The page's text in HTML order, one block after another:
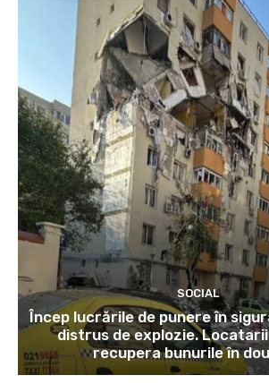
SOCIAL
Încep lucrările de punere în
distrus de explozie.
recupera bunurile în